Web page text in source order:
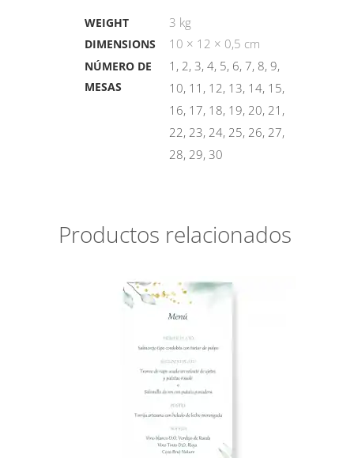
WEIGHT 3 kg
DIMENSIONS 10 × 12 × 0,5 cm
NÚMERO DE
MESAS
1, 2, 3, 4, 5, 6, 7, 8, 9,
10, 11, 12, 13, 14, 15,
16, 17, 18, 19, 20, 21,
22, 23, 24, 25, 26, 27,
28, 29, 30
Productos relacionados